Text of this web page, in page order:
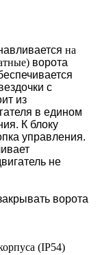
на
ворота
с
из
в едином
К блоку
управления.
не
ворота
(IP54)